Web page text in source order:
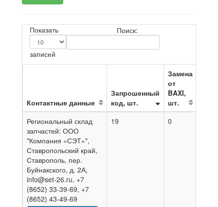
Показать
записей
Поиск:
Контактные данные
Запрошенный
код, шт.
Замена
от
BAXI,
шт.
Региональный склад
запчастей: ООО
"Компания «СЭТ»",
Ставропольский край,
Ставрополь, пер.
Буйнакского, д. 2А,
info@set-26.ru, +7
(8652) 33-39-69, +7
(8652) 43-49-69
19 0